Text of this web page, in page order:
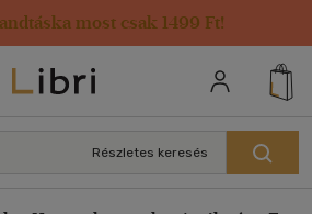
most csak 1499 Ft!
Kártya adatai
Részletes keresés